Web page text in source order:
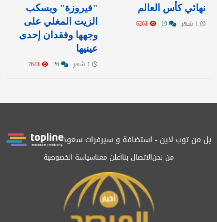
نهائي كأس العالم
"فيروزة" ويسكب
الزيت المغلي على
وجهها وفقدان إحدى
عينيها
من توب لاين - استضافة و سيرفرات سعوديةالمرصد حاصلة على
من نحنالاتصال بناأعلن معناسياسة الخصوصية